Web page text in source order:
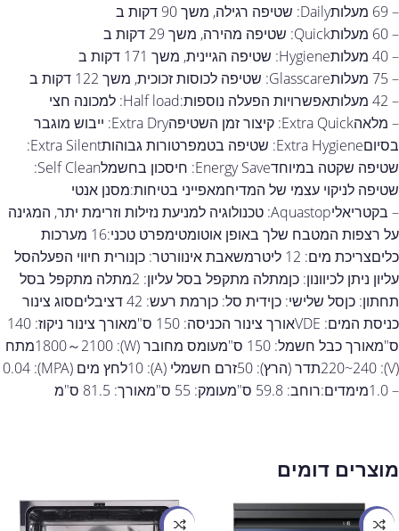
– 69 מעלותDaily: שטיפה רגילה, משך 90 דקות ב
– 60 מעלותQuick: שטיפה מהירה, משך 29 דקות ב
– 40 מעלותHygiene: שטיפה הגיינית, משך 171 דקות ב
– 75 מעלותGlasscare: שטיפה לכוסות זכוכית, משך 122 דקות ב
– 42 מעלותאפשרויות הפעלה נוספות:Half load: למכונה חצי
– מלאהExtra Quick: קיצור זמן השטיפהExtra Dry: ייבוש מוגבר
בסיוםExtra Hygiene: שטיפה בטמפרטורות גבוהותExtra Silent:
שטיפה שקטה במיוחדEnergy Save: חיסכון בחשמלSelf Clean:
שטיפה לניקוי עצמי של המדיחמאפייני בטיחות:מסנן אנטי
– בקטריאליAquastop: טכנולוגיה למניעת נזילות וזרימת יתר, המגינה
על רצפות המטבח שלך באופן אוטומטימפרט טכני:16 מערכות
כליםצריכת מים: 12 ליטרמשאבת אינוורטר: כןנורית חיווי הפעלהסל
עליון ניתן לכיוונון: כןמתלה מתקפל בסל עליון: 2מתלה מתקפל בסל
תחתון: כןסל שלישי: כןידית סל: כןרמת רעש: 42 דציבליםסוג צינור
כניסת המים: VDEאורך צינור הכניסה: 150 ס"מאורך צינור ניקוז: 140
ס"מאורך כבל חשמל: 150 ס"מעומס מחובר (W): 1800～2100מתח
(V): 220~240תדר (הרץ): 50זרם חשמלי (A): 10לחץ מים (MPA): 0.04
– 1.0מימדים:רוחב: 59.8 ס"מעומק: 55 ס"מאורך: 81.5 ס"מ
מוצרים דומים
מבצע מבצע